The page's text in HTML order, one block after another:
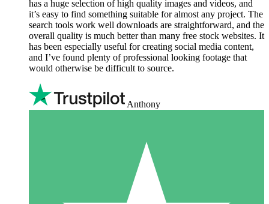
has a huge selection of high quality images and videos, and
it’s easy to find something suitable for almost any project. The
search tools work well downloads are straightforward, and the
overall quality is much better than many free stock websites. It
has been especially useful for creating social media content,
and I’ve found plenty of professional looking footage that
would otherwise be difficult to source.
Anthony